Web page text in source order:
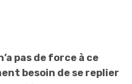
pas de force à ce
besoin de se replier